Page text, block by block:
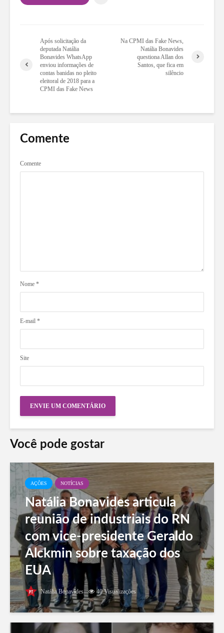
Após solicitação da
deputada Natália
Bonavides WhatsApp
enviou informações de
contas banidas no pleito
eleitoral de 2018 para a
CPMI das Fake News
Na CPMI das Fake News,
Natália Bonavides
questiona Allan dos
Santos, que fica em
silêncio
Comente
Comente
Nome *
E-mail *
Site
Você pode gostar
AÇÕES NOTÍCIAS
Natália Bonavides articula
reunião de industriais do RN
com vice-presidente Geraldo
Alckmin sobre taxação dos
EUA
Natália Bonavides 40 Visualizações